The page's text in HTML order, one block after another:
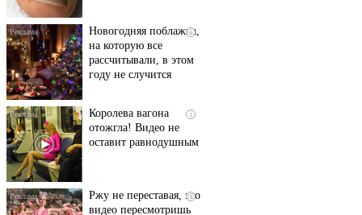
i
Новогодняя поблажка,
на которую все
рассчитывали, в этом
году не случится
i
Королева вагона
отожгла! Видео не
оставит равнодушным
i
Ржу не переставая, это
видео пересмотришь